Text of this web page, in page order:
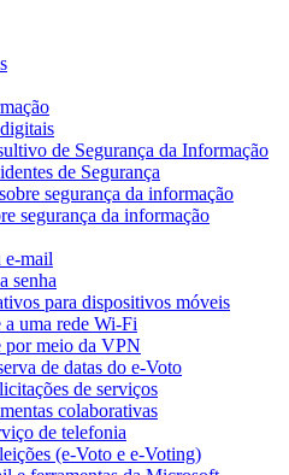
de Segurança da Informação
de Segurança
segurança da informação
segurança da informação
e-mail
senha
para dispositivos móveis
a uma rede Wi-Fi
por meio da VPN
de datas do e-Voto
de serviços
colaborativas
de telefonia
(e-Voto e e-Voting)